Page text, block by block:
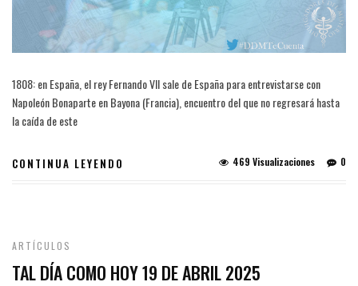
1808: en España, el rey Fernando VII sale de España para entrevistarse con
Napoleón Bonaparte en Bayona (Francia), encuentro del que no regresará hasta
la caída de este
CONTINUA LEYENDO 0
469 Visualizaciones
ARTÍCULOS
TAL DÍA COMO HOY 19 DE ABRIL 2025